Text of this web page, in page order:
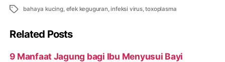
Tags bahaya kucing, efek keguguran, infeksi virus,toxoplasma
Related Posts
9 Manfaat Jagung bagi Ibu Menyusui Bayi